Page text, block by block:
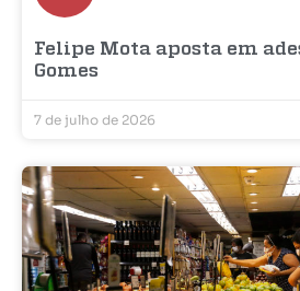
Felipe Mota aposta em
Gomes
7 de julho de 2026